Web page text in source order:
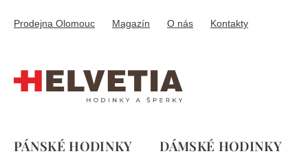
obsah
Prodejna Olomouc Magazín O nás Kontakty
PÁNSKÉ HODINKY DÁMSKÉ HODINKY